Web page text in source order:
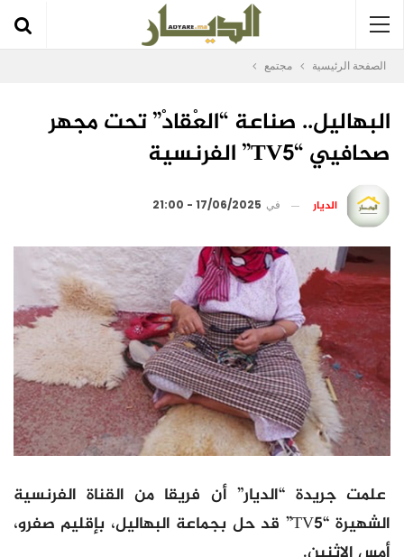
الصفحة الرئيسية مجتمع
البهاليل.. صناعة “العْقادْ” تحت مجهر
صحافيي “TV5” الفرنسية
الديار في 17/06/2025 - 21:00
علمت جريدة “الديار” أن فريقا من القناة الفرنسية
الشهيرة “TV5” قد حل بجماعة البهاليل، بإقليم صفرو،